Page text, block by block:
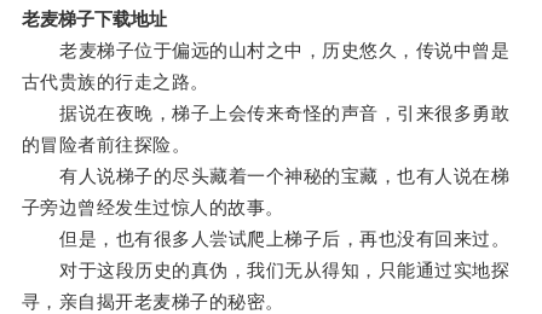
老麦梯子下载地址
老麦梯子位于偏远的山村之中，历史悠久，传说中曾是
古代贵族的行走之路。
据说在夜晚，梯子上会传来奇怪的声音，引来很多勇敢
的冒险者前往探险。
有人说梯子的尽头藏着一个神秘的宝藏，也有人说在梯
子旁边曾经发生过惊人的故事。
但是，也有很多人尝试爬上梯子后，再也没有回来过。
对于这段历史的真伪，我们无从得知，只能通过实地探
寻，亲自揭开老麦梯子的秘密。